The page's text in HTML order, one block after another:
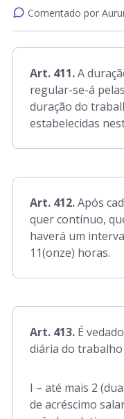
Art. 442 a 510
Art. 510-A a 510-D
Art. 611 a 625
Art. 625-A a 62-H
Art. 643 a 735
Comentado por
Art. 411.A
regular-se-á
duração do
estabelecidas
Art. 412.Após
quer contínuo,
haverá um
11(onze) horas.
Art. 413. É
diária do
I – até mais 2
de acréscimo